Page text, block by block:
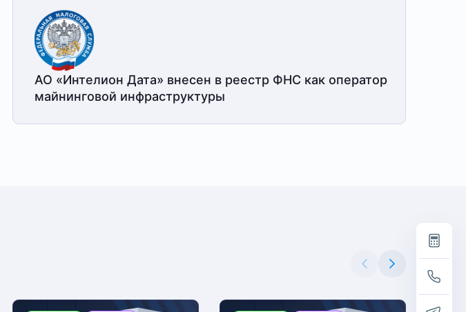
АО «Интелион Дата» внесен в реестр ФНС как оператор
майнинговой инфраструктуры